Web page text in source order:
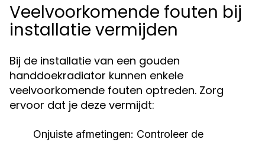
Veelvoorkomende fouten bij
installatie vermijden
Bij de installatie van een gouden
handdoekradiator kunnen enkele
veelvoorkomende fouten optreden. Zorg
ervoor dat je deze vermijdt:
Onjuiste afmetingen: Controleer de